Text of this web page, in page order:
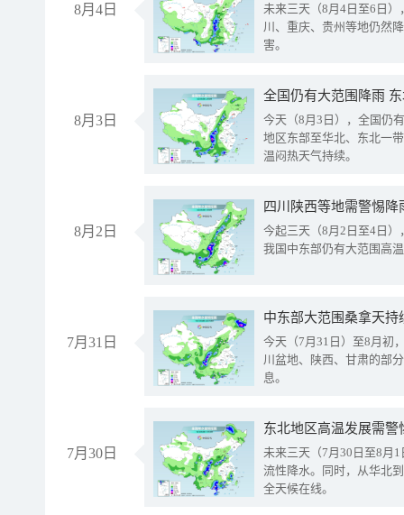
8月4日
未来三天（8月4日至6日
川、重庆、贵州等地仍然
害。
8月3日
全国仍有大范围降雨
今天（8月3日），全国仍
地区东部至华北、东北一
温闷热天气持续。
8月2日
今起三天（8月2日至4日
我国中东部仍有大范围高
7月31日
中东部大范围桑拿天
今天（7月31日）至8月初
川盆地、陕西、甘肃的部
息。
7月30日
东北地区高温发展需
未来三天（7月30日至8月
流性降水。同时，从华北
全天候在线。